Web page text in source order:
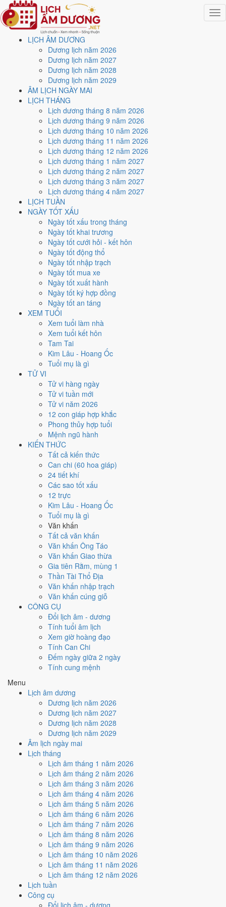
LỊCH ÂM DƯƠNG
Dương lịch năm 2026
Dương lịch năm 2027
Dương lịch năm 2028
Dương lịch năm 2029
ÂM LỊCH NGÀY MAI
LỊCH THÁNG
Lịch dương tháng 8 năm 2026
Lịch dương tháng 9 năm 2026
Lịch dương tháng 10 năm 2026
Lịch dương tháng 11 năm 2026
Lịch dương tháng 12 năm 2026
Lịch dương tháng 1 năm 2027
Lịch dương tháng 2 năm 2027
Lịch dương tháng 3 năm 2027
Lịch dương tháng 4 năm 2027
LỊCH TUẦN
NGÀY TỐT XẤU
Ngày tốt xấu trong tháng
Ngày tốt khai trương
Ngày tốt cưới hỏi - kết hôn
Ngày tốt động thổ
Ngày tốt nhập trạch
Ngày tốt mua xe
Ngày tốt xuất hành
Ngày tốt ký hợp đồng
Ngày tốt an táng
XEM TUỔI
Xem tuổi làm nhà
Xem tuổi kết hôn
Tam Tai
Kim Lâu - Hoang Ốc
Tuổi mụ là gì
TỬ VI
Tử vi hàng ngày
Tử vi tuần mới
Tử vi năm 2026
12 con giáp hợp khắc
Phong thủy hợp tuổi
Mệnh ngũ hành
KIẾN THỨC
Tất cả kiến thức
Can chi (60 hoa giáp)
24 tiết khí
Các sao tốt xấu
12 trực
Kim Lâu - Hoang Ốc
Tuổi mụ là gì
Văn khấn
Tất cả văn khấn
Văn khấn Ông Táo
Văn khấn Giao thừa
Gia tiên Rằm, mùng 1
Thần Tài Thổ Địa
Văn khấn nhập trạch
Văn khấn cúng giỗ
CÔNG CỤ
Đổi lịch âm - dương
Tính tuổi âm lịch
Xem giờ hoàng đạo
Tính Can Chi
Đếm ngày giữa 2 ngày
Tính cung mệnh
Menu
Lịch âm dương
Dương lịch năm 2026
Dương lịch năm 2027
Dương lịch năm 2028
Dương lịch năm 2029
Âm lịch ngày mai
Lịch tháng
Lịch âm tháng 1 năm 2026
Lịch âm tháng 2 năm 2026
Lịch âm tháng 3 năm 2026
Lịch âm tháng 4 năm 2026
Lịch âm tháng 5 năm 2026
Lịch âm tháng 6 năm 2026
Lịch âm tháng 7 năm 2026
Lịch âm tháng 8 năm 2026
Lịch âm tháng 9 năm 2026
Lịch âm tháng 10 năm 2026
Lịch âm tháng 11 năm 2026
Lịch âm tháng 12 năm 2026
Lịch tuần
Công cụ
Đổi lịch âm - dương
Trang chủ
Lịch năm 2026
Tháng 6/2026
Ngày 10/6/2026 (Ất Mão)
Xem ngày10/6/2026
lịch - Ngày 25/4 âm lịch (Ất
Mão) tốt hay xấu?
Ngày 10/6/2026 dương lịch (Thứ Tư) là ngày 25/4/2026 âm lịch
Ất Mão- Cùng hành, Trực Khai, Sao Bích, nạp âm Đại Khe
Thủy. Tổng hòa, đây làNgày Cátvới điểm trung bình
việc quan trọng. Giờ Hoàng Đạo trong ngày:Tý, Dần, Mão, Ngọ, Mùi,
Ngày Dương
Tháng 6 năm 2026
Tháng 4 âm năm 2026
Tiết Mang Chủng
Bính Tý
Bính Ngọ
Ngày Ất Mão có TrựcKhai(ngày khai mở, bắt đầu mới) nhưng gặp
Huyền Vũ hắc đạo. Điểm trung bình 7 việc chính
, thuận lợi cho các việc quan trọng.
Mùi, Hợi, Tuấthợp ngày; tuổi
Ngày 10/6/2026 tốt hay xấu cho
việc gì?
Ngày 10/6/2026 đạt7.6/10 trung bình cho 7 việc chính: cao nhất là
Kết bạn - gặp gỡ (10/10)
Trực Khai (ngày khai mở, bắt đầu mới) nhưng gặp Sao Huyền Vũ hắc
đạo nên điểm từng việc chênh nhau như bảng dưới.
Cưới hỏi - đính hôn
Rất tốt
Cưới hỏi - đính hôn hôm nay ở
Khai và Sao Bích, nhưng Ngày Hắc Đạo kéo giảm điểm.
Cách tính ngày tốt
Khai trương - mở cửa hàng
Rất tốt
Khai trương - mở cửa hàng hôm nay ở
Trực Khai và Sao Bích
Cách tính ngày tốt
Ký hợp đồng - giao ước
Trung bình
Ký hợp đồng - giao ước hôm nay ở
hợp
Cách tính ngày tốt
Động thổ - khởi công
Rất tốt
Động thổ - khởi công hôm nay ở
Trực Khai và Sao Bích, nhưng Ngày Hắc Đạo kéo giảm điểm.
Cách tính ngày tốt
Nhập trạch - vào nhà mới
Rất tốt
Nhập trạch - vào nhà mới hôm nay ở
Trực Khai và Sao Bích, nhưng Ngày Hắc Đạo kéo giảm
Cách tính ngày tốt
Mua xe - tậu xe
Rất tốt
Mua xe - tậu xe hôm nay ởmức rất tốt (8/10)
Khai và Sao Bích, nhưng Ngày Hắc Đạo kéo giảm điểm.
Cách tính ngày tốt
✈️
Xuất hành - đi xa
8 /10Rất tốt
Xuất hành - đi xa hôm nay ở